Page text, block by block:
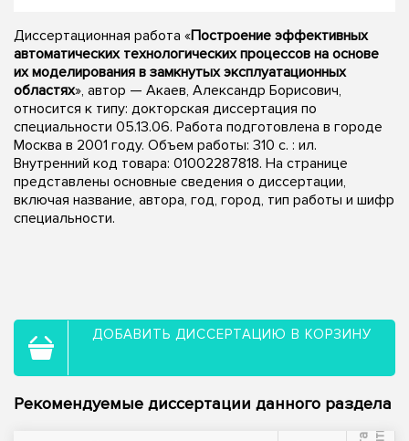
Диссертационная работа «Построение эффективных
автоматических технологических процессов на основе
их моделирования в замкнутых эксплуатационных
областях», автор — Акаев, Александр Борисович,
относится к типу: докторская диссертация по
специальности 05.13.06. Работа подготовлена в городе
Москва в 2001 году. Объем работы: 310 с. : ил.
Внутренний код товара: 01002287818. На странице
представлены основные сведения о диссертации,
включая название, автора, год, город, тип работы и шифр
специальности.
ДОБАВИТЬ ДИССЕРТАЦИЮ В КОРЗИНУ
Рекомендуемые диссертации данного раздела